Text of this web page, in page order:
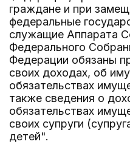
граждане и при
федеральные
служащие Аппарата
Федерального
Федерации обязаны
своих доходах, об
обязательствах
также сведения о
обязательствах
своих супруги
детей".